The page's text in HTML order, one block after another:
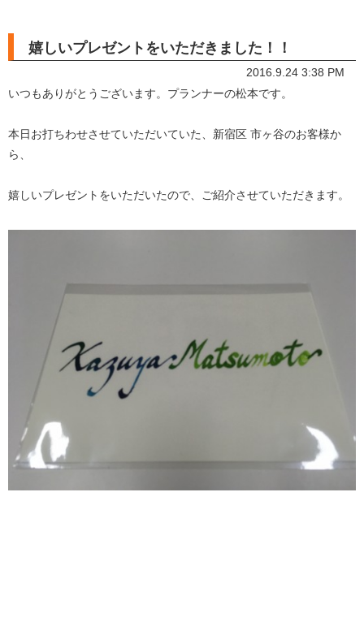
嬉しいプレゼントをいただきました！！
2016.9.24 3:38 PM
いつもありがとうございます。プランナーの松本です。
本日お打ちわせさせていただいていた、新宿区 市ヶ谷のお客様か
ら、
嬉しいプレゼントをいただいたので、ご紹介させていただきます。